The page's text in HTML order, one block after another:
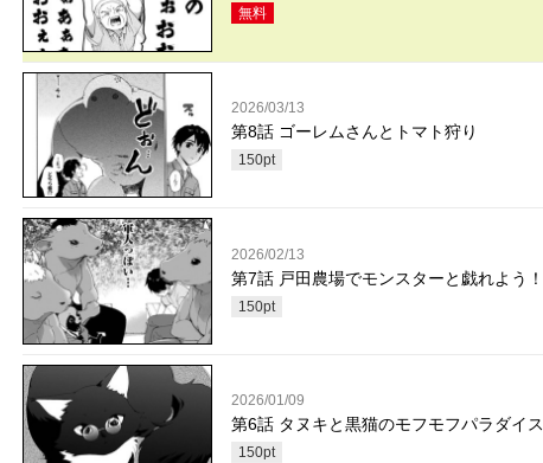
無料
2026/03/13
第8話 ゴーレムさんとトマト狩り
150pt
2026/02/13
第7話 戸田農場でモンスターと戯れよう！
150pt
2026/01/09
第6話 タヌキと黒猫のモフモフパラダイス
150pt